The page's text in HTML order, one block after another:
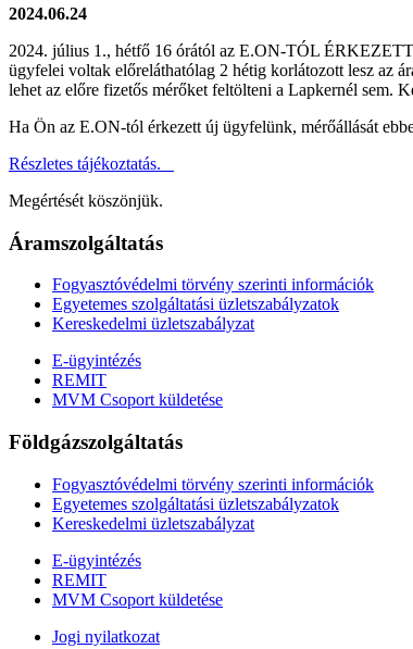
2024.06.24
2024. július 1., hétfő 16 órától az E.ON-TÓL
ügyfelei voltak előreláthatólag 2 hétig korlátozott lesz az
lehet az előre fizetős mérőket feltölteni a Lapkernél sem.
Ha Ön az E.ON-tól érkezett új ügyfelünk, mérőállását
Részletes tájékoztatás.
Megértését köszönjük.
Áramszolgáltatás
Fogyasztóvédelmi törvény szerinti információk
Egyetemes szolgáltatási üzletszabályzatok
Kereskedelmi üzletszabályzat
E-ügyintézés
REMIT
MVM Csoport küldetése
Földgázszolgáltatás
Fogyasztóvédelmi törvény szerinti információk
Egyetemes szolgáltatási üzletszabályzatok
Kereskedelmi üzletszabályzat
E-ügyintézés
REMIT
MVM Csoport küldetése
Jogi nyilatkozat